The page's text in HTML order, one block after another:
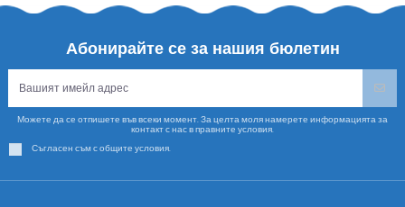
Абонирайте се за нашия бюлетин
Можете да се отпишете във всеки момент. За целта моля намерете информацията за
контакт с нас в правните условия.
Съгласен съм с общите условия.